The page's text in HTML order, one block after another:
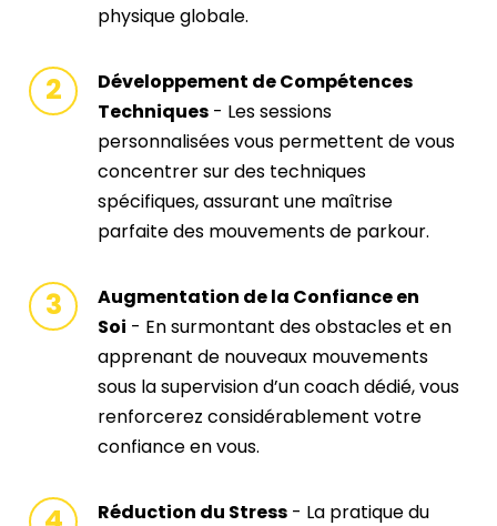
physique globale.
Développement de Compétences
Techniques - Les sessions
personnalisées vous permettent de vous
concentrer sur des techniques
spécifiques, assurant une maîtrise
parfaite des mouvements de parkour.
Augmentation de la Confiance en
Soi - En surmontant des obstacles et en
apprenant de nouveaux mouvements
sous la supervision d’un coach dédié, vous
renforcerez considérablement votre
confiance en vous.
Réduction du Stress - La pratique du